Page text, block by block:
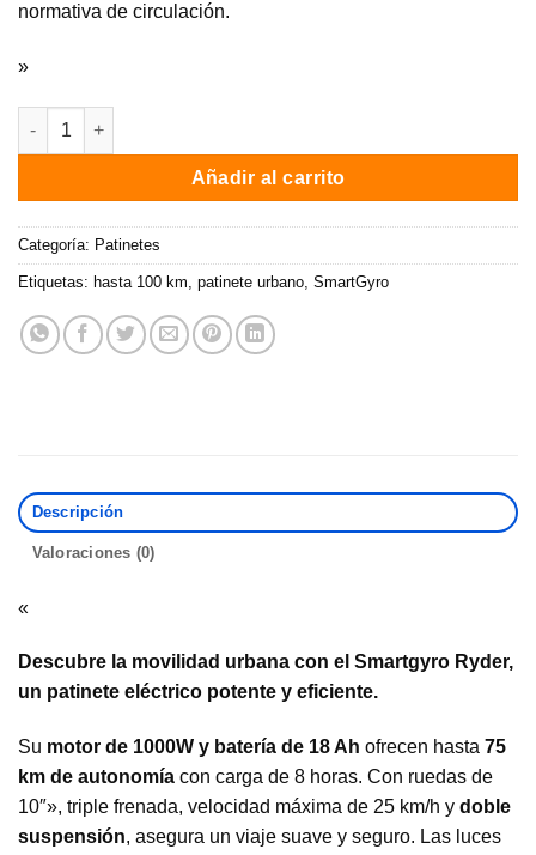
normativa de circulación.
»
Patinete eléctrico smartGyro Ryder / 1000W / Autonomia 75
Añadir al carrito
Categoría: Patinetes
Etiquetas: hasta 100 km patinete urbano SmartGyro
Descripción
Valoraciones (0)
«
Descubre la movilidad urbana con el Smartgyro Ryder,
un patinete eléctrico potente y eficiente.
Su motor de 1000W y batería de 18 Ah ofrecen hasta 75
km de autonomía con carga de 8 horas. Con ruedas de
10″», triple frenada, velocidad máxima de 25 km/h y doble
suspensión, asegura un viaje suave y seguro. Las luces